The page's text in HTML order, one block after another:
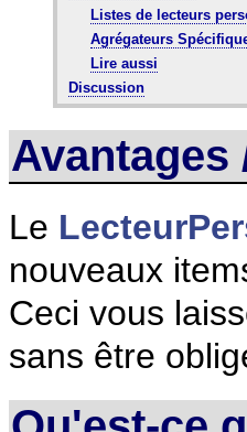
Listes de lecteurs
Agrégateurs
Lire aussi
Discussion
Le
nouveaux
Ceci vous
sans être